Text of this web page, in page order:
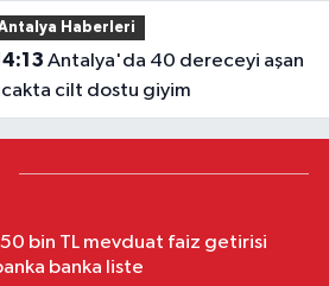
Haberleri
cilt dostu giyim
bin TL mevduat faiz getirisi
banka liste